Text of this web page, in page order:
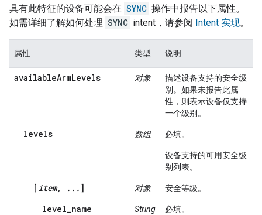
具有此特征的设备可能会在 SYNC 操作中报告以下属性。
如需详细了解如何处理 SYNC intent，请参阅 Intent 实现。
属性 类型 说明
availableArmLevels 对象
描述设备支持的安全级
别。如果未报告此属
性，则表示设备仅支持
一个级别。
levels 数组 必填。
设备支持的可用安全级
别列表。
[ item, ... ] 对象 安全等级。
level_name String 必填。